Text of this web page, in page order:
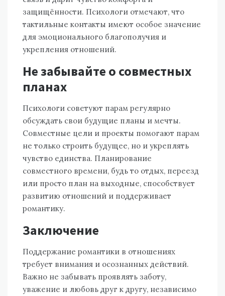
защищённости. Психологи отмечают, что
тактильные контакты имеют особое значение
для эмоционального благополучия и
укрепления отношений.
Не забывайте о совместных
планах
Психологи советуют парам регулярно
обсуждать свои будущие планы и мечты.
Совместные цели и проекты помогают парам
не только строить будущее, но и укреплять
чувство единства. Планирование
совместного времени, будь то отдых, переезд
или просто план на выходные, способствует
развитию отношений и поддерживает
романтику.
Заключение
Поддержание романтики в отношениях
требует внимания и осознанных действий.
Важно не забывать проявлять заботу,
уважение и любовь друг к другу, независимо